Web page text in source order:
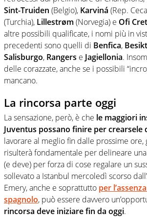
Sint-Truiden (Belgio), Karviná (Rep.
(Turchia), Lillestrøm (Norvegia) e Ofi
altre possibili qualificate, i nomi più in
precedenti sono quelli di Benfica,
Salisburgo, Rangers e Jagiellonia.
delle corazzate, anche se i possibili
mancano.
La rincorsa parte oggi
La sensazione, però, è che le maggiori
Juventus possano finire per crearsele
lavorare al meglio fin dalle prossime ore,
risulterà fondamentale per delineare
(e deve) per forza di cose regalare un
sollevato a Istanbul mercoledì scorso
Emery, anche e soprattutto per
spagnolo, può essere davvero
rincorsa deve iniziare fin da oggi.